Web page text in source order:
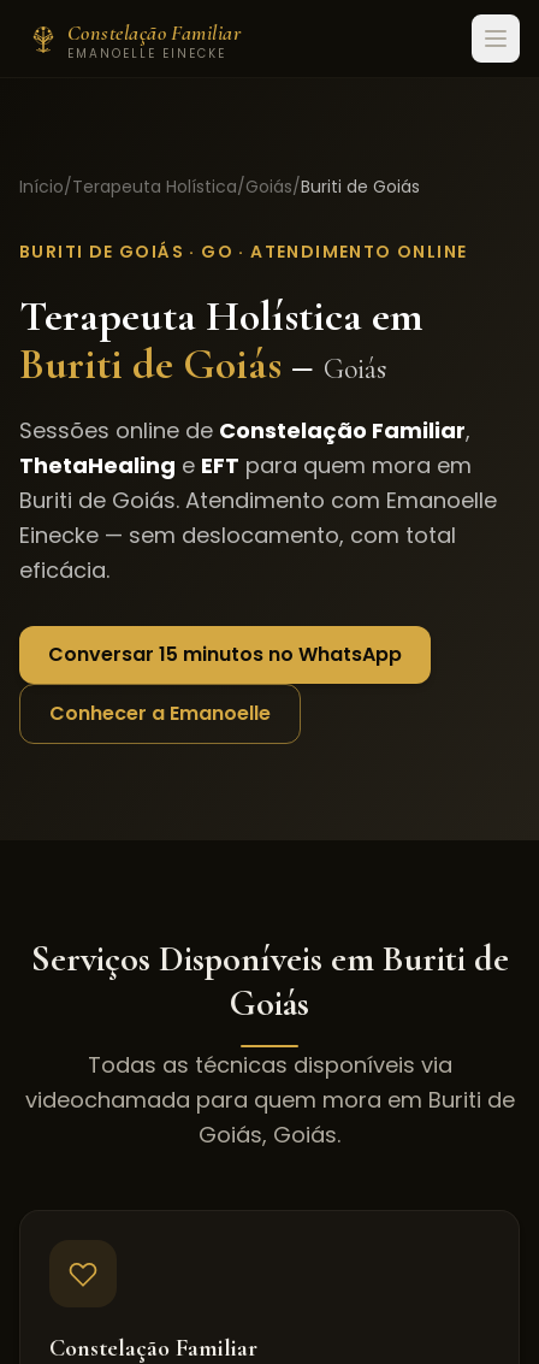
Constelação Familiar
EMANOELLE EINECKE
Início/Terapeuta Holística/Goiás/Buriti de Goiás
BURITI DE GOIÁS · GO · ATENDIMENTO ONLINE
Terapeuta Holística em
Buriti de Goiás – Goiás
Sessões online de Constelação Familiar,
ThetaHealing e EFT para quem mora em
Buriti de Goiás. Atendimento com Emanoelle
Einecke — sem deslocamento, com total
eficácia.
Conversar 15 minutos no WhatsApp
Conhecer a Emanoelle
Serviços Disponíveis emBuriti de
Goiás
Todas as técnicas disponíveis via
videochamada para quem mora em Buriti de
Goiás, Goiás.
Constelação Familiar